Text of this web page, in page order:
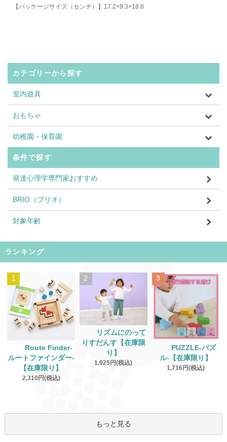
【パッケージサイズ（センチ）】17.2×9.3×18.8
カテゴリーから探す
室内遊具
おもちゃ
幼稚園・保育園
条件で探す
発達心理学専門家おすすめ
BRIO（ブリオ）
対象年齢
ランキング
1
Route Finder‐
ルートファインダー‐
【在庫限り】
2,310円(税込)
2
リズムにのって
りすだんす【在庫限
り】
1,925円(税込)
3
PUZZLE‐パズ
ル‐【在庫限り】
1,716円(税込)
もっと見る